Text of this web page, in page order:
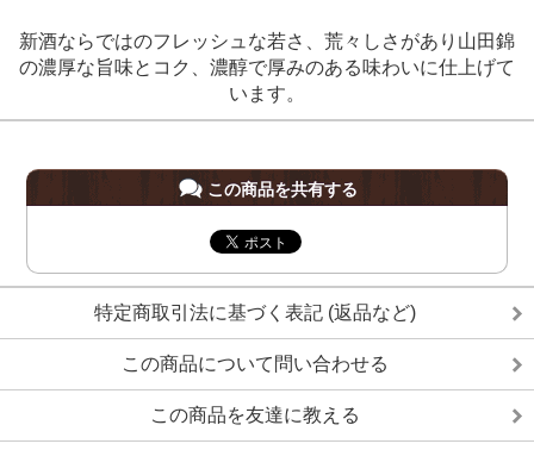
新酒ならではのフレッシュな若さ、荒々しさがあり山田錦
の濃厚な旨味とコク、濃醇で厚みのある味わいに仕上げて
います。
この商品を共有する
特定商取引法に基づく表記 (返品など)
この商品について問い合わせる
この商品を友達に教える